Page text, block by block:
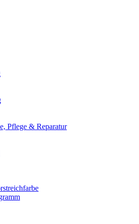
Pflege & Reparatur